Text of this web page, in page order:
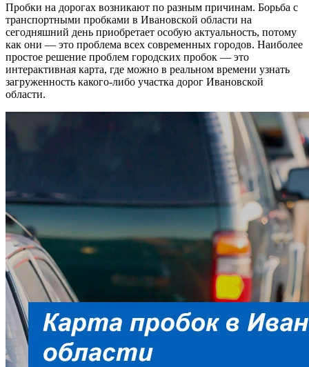
Пробки на дорогах возникают по разным причинам. Борьба с
транспортными пробками в Ивановской области на
сегодняшний день приобретает особую актуальность, потому
как они — это проблема всех современных городов. Наиболее
простое решение проблем городских пробок — это
интерактивная карта, где можно в реальном времени узнать
загруженность какого-либо участка дорог Ивановской
области.